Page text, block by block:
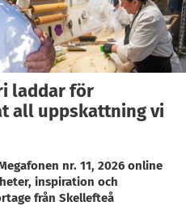
laddar för
all uppskattning vi
nr. 11, 2026 online
inspiration och
från Skellefteå